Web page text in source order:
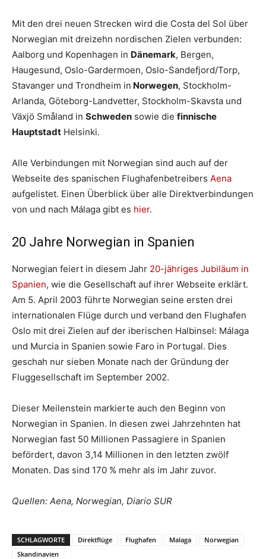
Mit den drei neuen Strecken wird die Costa del Sol über
Norwegian mit dreizehn nordischen Zielen verbunden:
Aalborg und Kopenhagen in Dänemark, Bergen,
Haugesund, Oslo-Gardermoen, Oslo-Sandefjord/Torp,
Stavanger und Trondheim in Norwegen, Stockholm-
Arlanda, Göteborg-Landvetter, Stockholm-Skavsta und
Växjö Småland in Schweden sowie die finnische
Hauptstadt Helsinki.
Alle Verbindungen mit Norwegian sind auch auf der
Webseite des spanischen Flughafenbetreibers Aena
aufgelistet. Einen Überblick über alle Direktverbindungen
von und nach Málaga gibt es hier.
20 Jahre Norwegian in Spanien
Norwegian feiert in diesem Jahr 20-jähriges Jubiläum in
Spanien, wie die Gesellschaft auf ihrer Webseite erklärt.
Am 5. April 2003 führte Norwegian seine ersten drei
internationalen Flüge durch und verband den Flughafen
Oslo mit drei Zielen auf der iberischen Halbinsel: Málaga
und Murcia in Spanien sowie Faro in Portugal. Dies
geschah nur sieben Monate nach der Gründung der
Fluggesellschaft im September 2002.
Dieser Meilenstein markierte auch den Beginn von
Norwegian in Spanien. In diesen zwei Jahrzehnten hat
Norwegian fast 50 Millionen Passagiere in Spanien
befördert, davon 3,14 Millionen in den letzten zwölf
Monaten. Das sind 170 % mehr als im Jahr zuvor.
Quellen: Aena, Norwegian, Diario SUR
SCHLAGWORTE Direktflüge Flughafen Malaga
Norwegian
Skandinavien